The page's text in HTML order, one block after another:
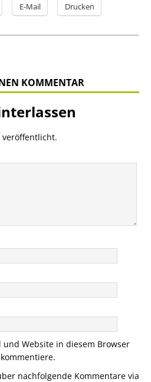
E-Mail Drucken
KOMMENTAR
veröffentlicht.
und Website in diesem Browser
nachfolgende Kommentare via